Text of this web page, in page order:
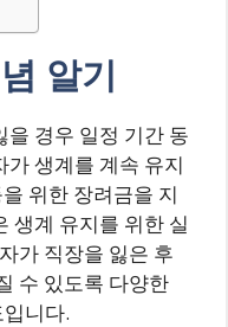
알기
경우 일정 기간 동
생계를 계속 유지
위한 장려금을 지
생계 유지를 위한 실
가 직장을 잃은 후
수 있도록 다양한
니다.